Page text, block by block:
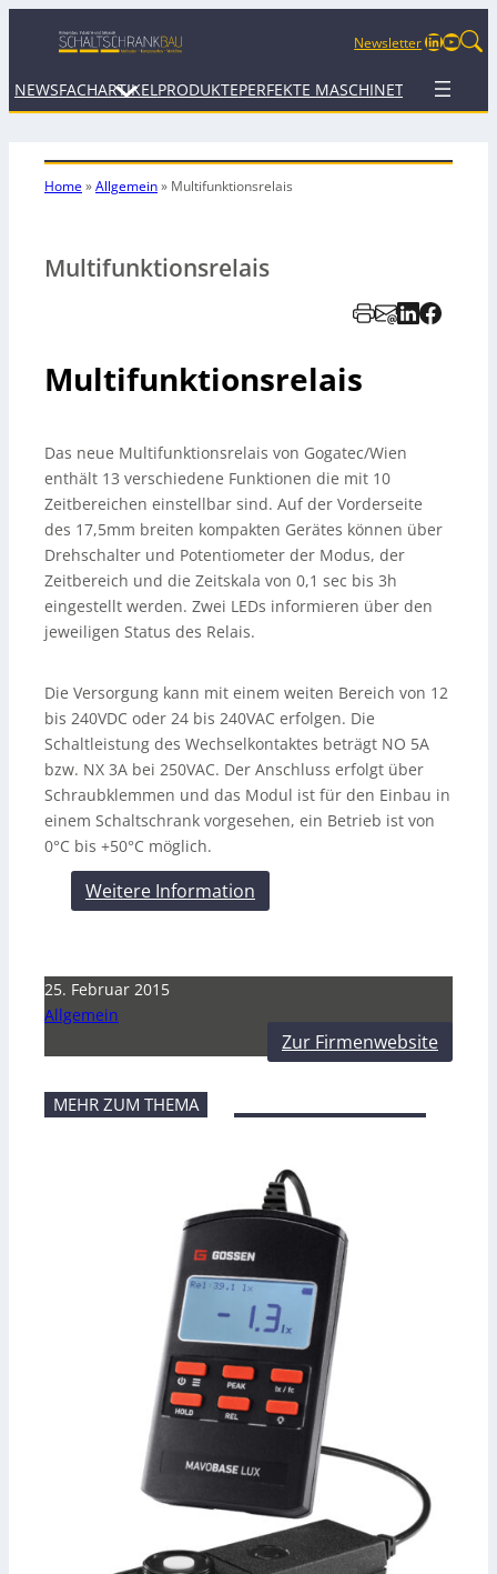
NewsletterLinkedIn
NEWSFACHARTIKEL PRODUKTEPERFEKTE MASCHINETERMINE
Home»Allgemein» Multifunktionsrelais
Multifunktionsrelais
Multifunktionsrelais
Das neue Multifunktionsrelais von Gogatec/Wien
enthält 13 verschiedene Funktionen die mit 10
Zeitbereichen einstellbar sind. Auf der Vorderseite
des 17,5mm breiten kompakten Gerätes können über
Drehschalter und Potentiometer der Modus, der
Zeitbereich und die Zeitskala von 0,1 sec bis 3h
eingestellt werden. Zwei LEDs informieren über den
jeweiligen Status des Relais.
Die Versorgung kann mit einem weiten Bereich von 12
bis 240VDC oder 24 bis 240VAC erfolgen. Die
Schaltleistung des Wechselkontaktes beträgt NO 5A
bzw. NX 3A bei 250VAC. Der Anschluss erfolgt über
Schraubklemmen und das Modul ist für den Einbau in
einem Schaltschrank vorgesehen, ein Betrieb ist von
0°C bis +50°C möglich.
Weitere Information
25. Februar 2015
Allgemein
Zur Firmenwebsite
MEHR ZUM THEMA